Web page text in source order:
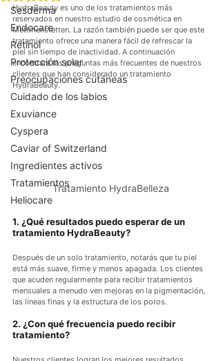
Sesderma
Endocare
Retinol
Protección solar
Preocupaciones cutáneas
Cuidado de los labios
Exuviance
Cyspera
Caviar of Switzerland
Ingredientes activos
Tratamientos
Heliocare
HydraBeauty es uno de los tratamientos más
reservados en nuestro estudio de cosmética en
Mettmenstetten. La razón también puede ser que este
tratamiento ofrece una manera fácil de refrescar la
piel sin tiempo de inactividad. A continuación
encontrará las preguntas más frecuentes de nuestros
clientes que han considerado un tratamiento
HydraBeauty.
Tratamiento HydraBelleza
1. ¿Qué resultados puedo esperar de un
tratamiento HydraBeauty?
Después de un solo tratamiento, notarás que tu piel
está más suave, firme y menos apagada. Los clientes
que acuden regularmente para recibir tratamientos
mensuales a menudo ven mejoras en la pigmentación,
las líneas finas y la estructura de los poros.
2. ¿Con qué frecuencia puedo recibir
tratamiento?